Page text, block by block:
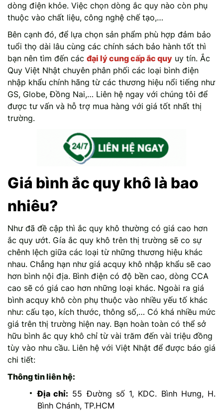
dòng điện khỏe. Việc chọn dòng ắc quy nào còn phụ
thuộc vào chất liệu, công nghệ chế tạo,…
Bên cạnh đó, để lựa chọn sản phẩm phù hợp đảm bảo
tuổi thọ dài lâu cùng các chính sách bảo hành tốt thì
bạn nên tìm đến các đại lý cung cấp ắc quy uy tín. Ắc
Quy Việt Nhật chuyên phân phối các loại bình điện
nhập khẩu chính hãng từ các thương hiệu nổi tiếng như
GS, Globe, Đồng Nai,… Liên hệ ngay với chúng tôi để
được tư vấn và hỗ trợ mua hàng với giá tốt nhất thị
trường.
Giá bình ắc quy khô là bao
nhiêu?
Như đã đề cập thì ắc quy khô thường có giá cao hơn
ắc quy ướt. Gía ắc quy khô trên thị trường sẽ co sự
chênh lệch giữa các loại từ những thương hiệu khác
nhau. Chẳng hạn như giá acquy khô nhập khẩu sẽ cao
hơn bình nội địa. Bình điện có độ bền cao, dòng CCA
cao sẽ có giá cao hơn những loại khác. Ngoài ra giá
bình acquy khô còn phụ thuộc vào nhiều yếu tố khác
như: cấu tạo, kích thước, thông số,… Có khá nhiều mức
giá trên thị trường hiện nay. Bạn hoàn toàn có thể sở
hữu bình ắc quy khô chỉ từ vài trăm đến vài triệu đồng
tùy vào nhu cầu. Liên hệ với Việt Nhật để được báo giá
chi tiết:
Thông tin liên hệ:
Địa chỉ: 55 Đường số 1, KDC. Bình Hưng, H.
Bình Chánh, TP.HCM